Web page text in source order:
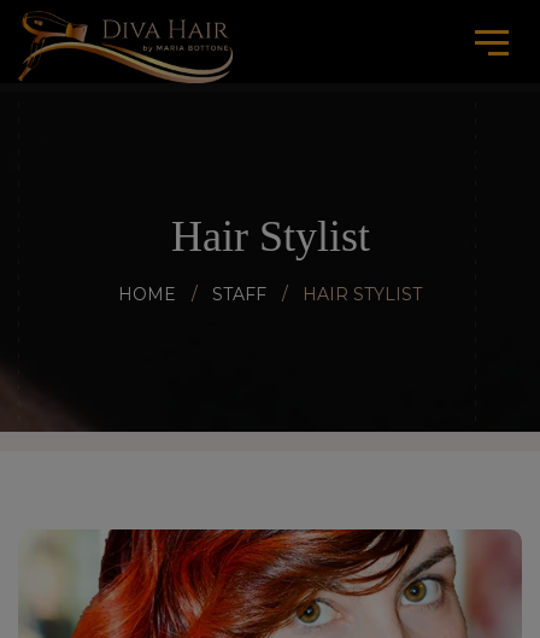
Hair Stylist
HOME STAFF HAIR STYLIST
Hair Stylist